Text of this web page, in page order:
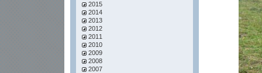
2015
2014
2013
2012
2011
2010
2009
2008
2007